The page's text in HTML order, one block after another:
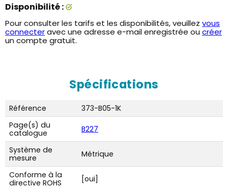
Disponibilité :
Pour consulter les tarifs et les disponibilités, veuillez vous
connecteravec une adresse e-mail enregistrée ou créer
un compte gratuit.
Spécifications
Référence
373-B05-1K
Page(s) du
catalogue
B227
Système de
mesure
Métrique
Conforme à la
directive ROHS
[oui]